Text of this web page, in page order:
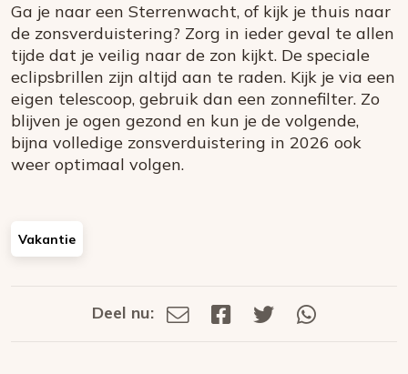
Ga je naar een Sterrenwacht, of kijk je thuis naar
de zonsverduistering? Zorg in ieder geval te allen
tijde dat je veilig naar de zon kijkt. De speciale
eclipsbrillen zijn altijd aan te raden. Kijk je via een
eigen telescoop, gebruik dan een zonnefilter. Zo
blijven je ogen gezond en kun je de volgende,
bijna volledige zonsverduistering in 2026 ook
weer optimaal volgen.
Vakantie
Deel
Deel nu:
Deel
Deel
Deel